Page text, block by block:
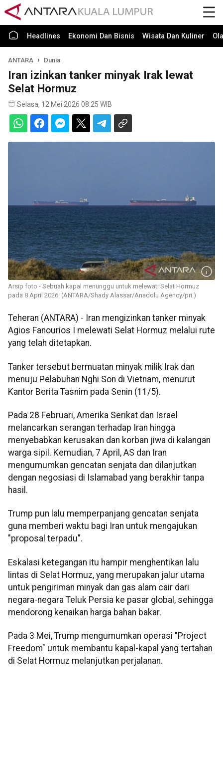
Headlines Ekonomi Dan Bisnis Wisata Dan Kuliner
ANTARA Dunia
Iran izinkan tanker minyak Irak lewat
Selat Hormuz
Selasa, 12 Mei 2026 08:25 WIB
Arsip foto - Sebuah kapal menunggu untuk melewati Selat Hormuz
pada 8 April 2026. (ANTARA/Shady Alassar/Anadolu Agency/pri.)
Teheran (ANTARA) - Iran mengizinkan tanker minyak
Agios Fanourios I melewati Selat Hormuz melalui rute
yang telah ditetapkan.
Tanker tersebut bermuatan minyak milik Irak dan
menuju Pelabuhan Nghi Son di Vietnam, menurut
Kantor Berita Tasnim pada Senin (11/5).
Pada 28 Februari, Amerika Serikat dan Israel
melancarkan serangan terhadap Iran hingga
menyebabkan kerusakan dan korban jiwa di kalangan
warga sipil. Kemudian, 7 April, AS dan Iran
mengumumkan gencatan senjata dan dilanjutkan
dengan negosiasi di Islamabad yang berakhir tanpa
hasil.
Trump pun lalu memperpanjang gencatan senjata
guna memberi waktu bagi Iran untuk mengajukan
"proposal terpadu".
Eskalasi ketegangan itu hampir menghentikan lalu
lintas di Selat Hormuz, yang merupakan jalur utama
untuk pengiriman minyak dan gas alam cair dari
negara-negara Teluk Persia ke pasar global, sehingga
mendorong kenaikan harga bahan bakar.
Pada 3 Mei, Trump mengumumkan operasi "Project
Freedom" untuk membantu kapal-kapal yang tertahan
di Selat Hormuz melanjutkan perjalanan.